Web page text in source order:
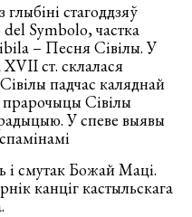
стагоддзяў
Symbolo, частка
– Песня Сівілы. У
ст. склалася
падчас каляднай
прарочыцы Сівілы
У спеве выявы
і смутак Божай Маці.
канціг кастыльскага